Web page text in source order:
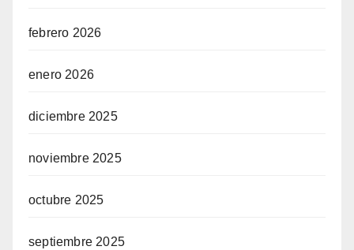
febrero 2026
enero 2026
diciembre 2025
noviembre 2025
octubre 2025
septiembre 2025